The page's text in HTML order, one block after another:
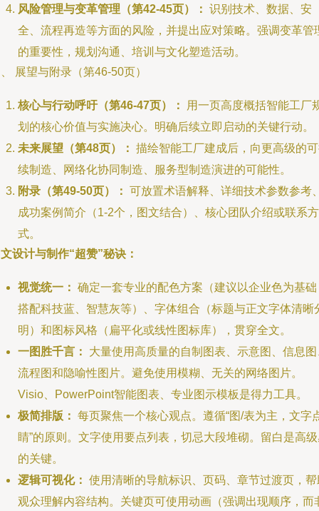
风险管理与变革管理（第42-45页）： 识别技术、数据、安
全、流程再造等方面的风险，并提出应对策略。强调变革管
的重要性，规划沟通、培训与文化塑造活动。
展望与附录（第46-50页）
核心与行动呼吁（第46-47页）：
用一页高度概括智能工厂
划的核心价值与实施决心。明确后续立即启动的关键行动。
未来展望（第48页）： 描绘智能工厂建成后，向更高级的
续制造、网络化协同制造、服务型制造演进的可能性。
附录（第49-50页）： 可放置术语解释、详细技术参数参考
成功案例简介（1-2个，图文结合）、核心团队介绍或联系方
式。
设计与制作“超赞”秘诀：
视觉统一： 确定一套专业的配色方案（建议以企业色为基础
搭配科技蓝、智慧灰等）、字体组合（标题与正文字体清晰
明）和图标风格（扁平化或线性图标库），贯穿全文。
一图胜千言：
大量使用高质量的自制图表、示意图、信息图
流程图和隐喻性图片。避免使用模糊、无关的网络图片。
Visio、PowerPoint智能图表、专业图示模板是得力工具。
极简排版： 每页聚焦一个核心观点。遵循“图/表为主，文字
睛”的原则。文字使用要点列表，切忌大段堆砌。留白是高
的关键。
逻辑可视化： 使用清晰的导航标识、页码、章节过渡页，帮
观众理解内容结构。关键页可使用动画（强调出现顺序，而